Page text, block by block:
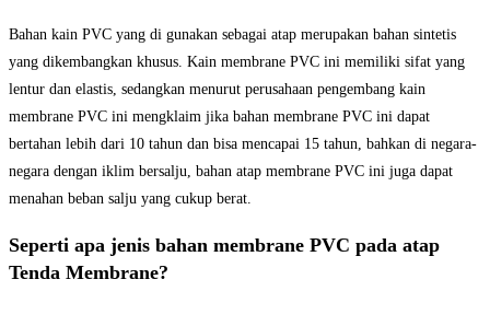
Bahan kain PVC yang di gunakan sebagai atap merupakan bahan sintetis
yang dikembangkan khusus. Kain membrane PVC ini memiliki sifat yang
lentur dan elastis, sedangkan menurut perusahaan pengembang kain
membrane PVC ini mengklaim jika bahan membrane PVC ini dapat
bertahan lebih dari 10 tahun dan bisa mencapai 15 tahun, bahkan di negara-
negara dengan iklim bersalju, bahan atap membrane PVC ini juga dapat
menahan beban salju yang cukup berat.
Seperti apa jenis bahan membrane PVC pada atap
Tenda Membrane?